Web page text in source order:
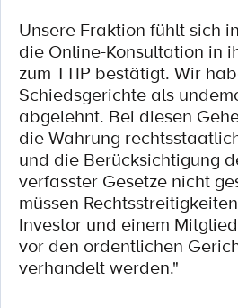
Unsere Fraktion fühlt sich
die Online-Konsultation in
zum TTIP bestätigt. Wir
Schiedsgerichte als
abgelehnt. Bei diesen
die Wahrung
und die Berücksichtigung
verfasster Gesetze nicht
müssen
Investor und einem
vor den ordentlichen
verhandelt werden."